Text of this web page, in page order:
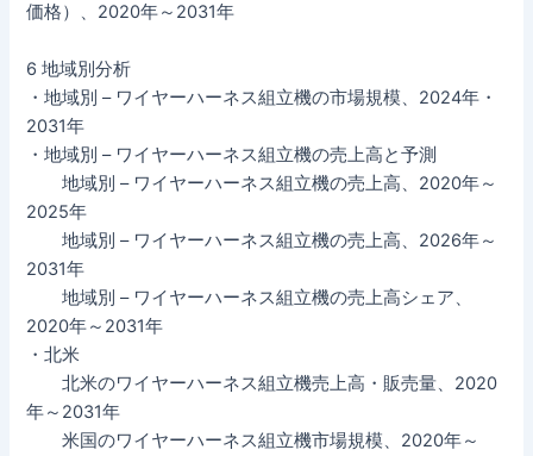
価格）、2020年～2031年
6 地域別分析
・地域別 – ワイヤーハーネス組立機の市場規模、2024年・
2031年
・地域別 – ワイヤーハーネス組立機の売上高と予測
地域別 – ワイヤーハーネス組立機の売上高、2020年～
2025年
地域別 – ワイヤーハーネス組立機の売上高、2026年～
2031年
地域別 – ワイヤーハーネス組立機の売上高シェア、
2020年～2031年
・北米
北米のワイヤーハーネス組立機売上高・販売量、2020
年～2031年
米国のワイヤーハーネス組立機市場規模、2020年～